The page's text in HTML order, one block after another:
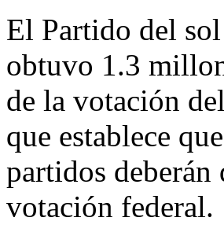
El Partido del sol
obtuvo 1.3
de la votación
que establece
partidos deberán
votación federal.